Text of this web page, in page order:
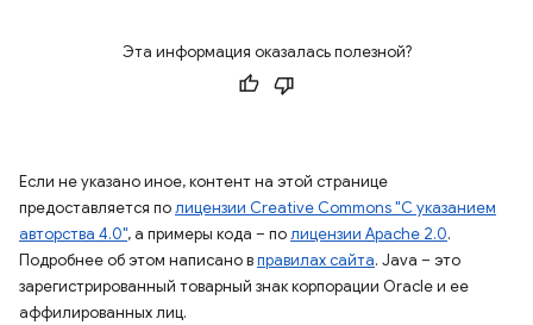
Эта информация оказалась полезной?
Если не указано иное, контент на этой странице
предоставляется полицензии Creative Commons "С указанием
авторства 4.0", а примеры кода – полицензии Apache 2.0.
Подробнее об этом написано вправилах сайта. Java – это
зарегистрированный товарный знак корпорации Oracle и ее
аффилированных лиц.